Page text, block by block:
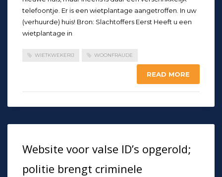
telefoontje. Er is een wietplantage aangetroffen. In uw
(verhuurde) huis! Bron: Slachtoffers Eerst Heeft u een
wietplantage in
WIETKWEKERIJ WOONFRAUDE
READ MORE
Website voor valse ID’s opgerold;
politie brengt criminele